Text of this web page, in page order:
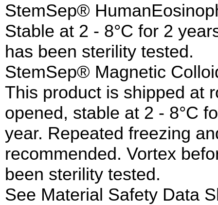
StemSep®
Stable at 2 - 8°C for 2
has been sterility tested.
StemSep® Magnetic
This product is shipped at
opened, stable at 2 - 8°C
year. Repeated freezing
recommended. Vortex
been sterility tested.
See Material Safety Data